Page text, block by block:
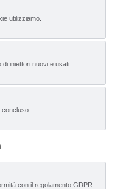
utilizziamo.
iniettori nuovi e usati.
concluso.
con il regolamento GDPR.